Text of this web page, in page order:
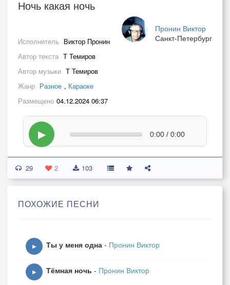
Ночь какая ночь
Пронин Виктор
Санкт-Петербург
Исполнитель Виктор Пронин
Автор текста Т Темиров
Автор музыки Т Темиров
Жанр Разное , Караоке
Размещено 04.12.2024 06:37
▶ 0:00 / 0:00
29 2 103
ПОХОЖИЕ ПЕСНИ
▶ Ты у меня одна - Пронин Виктор
▶ Тёмная ночь - Пронин Виктор